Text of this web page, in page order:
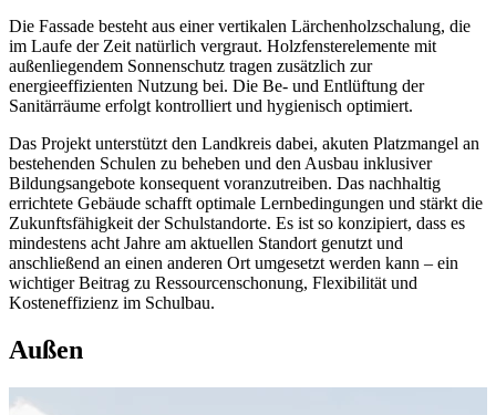
Die Fassade besteht aus einer vertikalen Lärchenholzschalung, die
im Laufe der Zeit natürlich vergraut. Holzfensterelemente mit
außenliegendem Sonnenschutz tragen zusätzlich zur
energieeffizienten Nutzung bei. Die Be- und Entlüftung der
Sanitärräume erfolgt kontrolliert und hygienisch optimiert.
Das Projekt unterstützt den Landkreis dabei, akuten Platzmangel an
bestehenden Schulen zu beheben und den Ausbau inklusiver
Bildungsangebote konsequent voranzutreiben. Das nachhaltig
errichtete Gebäude schafft optimale Lernbedingungen und stärkt die
Zukunftsfähigkeit der Schulstandorte. Es ist so konzipiert, dass es
mindestens acht Jahre am aktuellen Standort genutzt und
anschließend an einen anderen Ort umgesetzt werden kann – ein
wichtiger Beitrag zu Ressourcenschonung, Flexibilität und
Kosteneffizienz im Schulbau.
Außen